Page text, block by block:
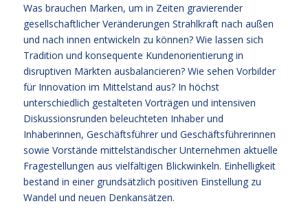
Was brauchen Marken, um in Zeiten gravierender
gesellschaftlicher Veränderungen Strahlkraft nach außen
und nach innen entwickeln zu können? Wie lassen sich
Tradition und konsequente Kundenorientierung in
disruptiven Märkten ausbalancieren? Wie sehen Vorbilder
für Innovation im Mittelstand aus? In höchst
unterschiedlich gestalteten Vorträgen und intensiven
Diskussionsrunden beleuchteten Inhaber und
Inhaberinnen, Geschäftsführer und Geschäftsführerinnen
sowie Vorstände mittelständischer Unternehmen aktuelle
Fragestellungen aus vielfältigen Blickwinkeln. Einhelligkeit
bestand in einer grundsätzlich positiven Einstellung zu
Wandel und neuen Denkansätzen.